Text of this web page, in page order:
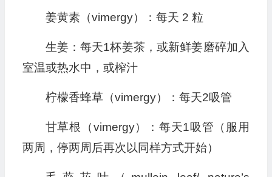
姜黄素（vimergy）：每天 2 粒
生姜：每天1杯姜茶，或新鲜姜磨碎加入
室温或热水中，或榨汁
柠檬香蜂草（vimergy）：每天2吸管
甘草根（vimergy）：每天1吸管（服用
两周，停两周后再次以同样方式开始）